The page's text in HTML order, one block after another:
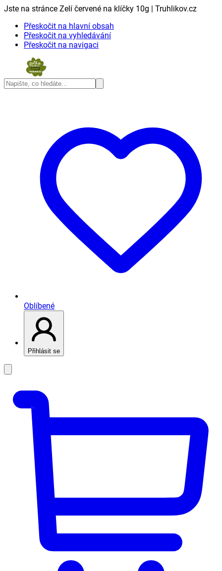
Jste na stránce Zelí červené na klíčky 10g | Truhlikov.cz
Přeskočit na hlavní obsah
Přeskočit na vyhledávání
Přeskočit na navigaci
Oblíbené
Přihlásit se